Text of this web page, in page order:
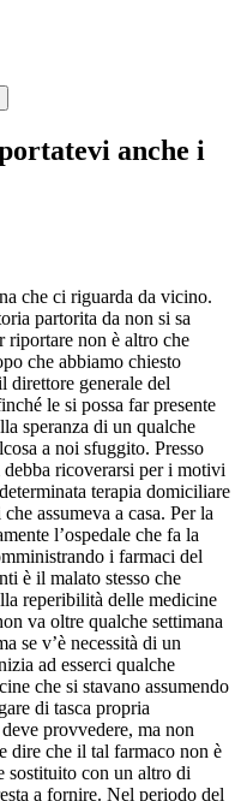
anche i
che ci riguarda da vicino.
partorita da non si sa
riportare non è altro che
che abbiamo chiesto
direttore generale del
le si possa far presente
speranza di un qualche
a noi sfuggito. Presso
ricoverarsi per i motivi
terapia domiciliare
assumeva a casa. Per la
l’ospedale che fa la
i farmaci del
è il malato stesso che
reperibilità delle medicine
va oltre qualche settimana
se v’è necessità di un
ad esserci qualche
che si stavano assumendo
di tasca propria
provvedere, ma non
dire che il tal farmaco non è
sostituito con un altro di
a fornire. Nel periodo del